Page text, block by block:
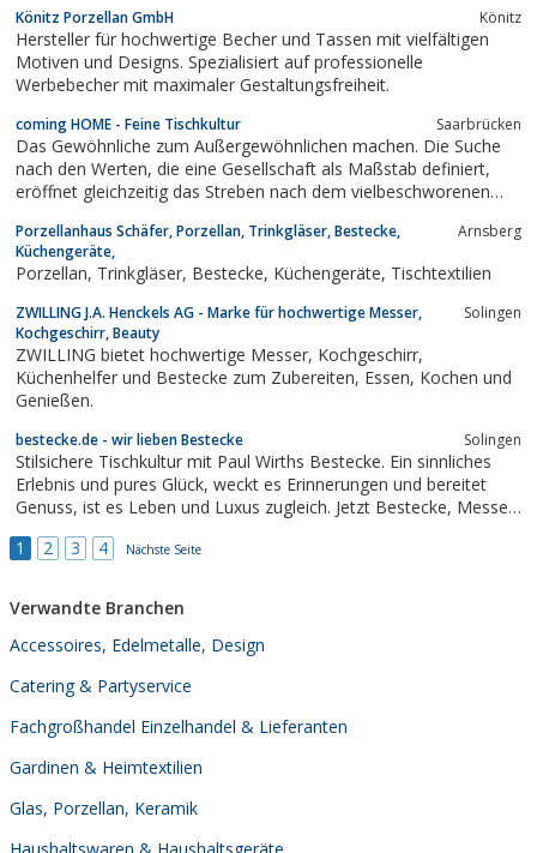
Könitz Porzellan GmbH Könitz
Hersteller für hochwertige Becher und Tassen mit vielfältigen
Motiven und Designs. Spezialisiert auf professionelle
Werbebecher mit maximaler Gestaltungsfreiheit.
coming HOME - Feine Tischkultur Saarbrücken
Das Gewöhnliche zum Außergewöhnlichen machen. Die Suche
nach den Werten, die eine Gesellschaft als Maßstab definiert,
eröffnet gleichzeitig das Streben nach dem vielbeschworenen
in einem Wettkampf um kunsthandwerkliche Meisterstücke
Porzellanhaus Schäfer, Porzellan, Trinkgläser, Bestecke,
Küchengeräte,
Arnsberg
Porzellan, Trinkgläser, Bestecke, Küchengeräte, Tischtextilien
ZWILLING J.A. Henckels AG - Marke für hochwertige Messer,
Kochgeschirr, Beauty
Solingen
ZWILLING bietet hochwertige Messer, Kochgeschirr,
Küchenhelfer und Bestecke zum Zubereiten, Essen, Kochen und
Genießen.
bestecke.de - wir lieben Bestecke Solingen
Stilsichere Tischkultur mit Paul Wirths Bestecke. Ein sinnliches
Erlebnis und pures Glück, weckt es Erinnerungen und bereitet
Genuss, ist es Leben und Luxus zugleich. Jetzt Bestecke, Messer
1 2 3 4 Nächste Seite
Verwandte Branchen
Accessoires, Edelmetalle, Design
Catering & Partyservice
Fachgroßhandel Einzelhandel & Lieferanten
Gardinen & Heimtextilien
Glas, Porzellan, Keramik